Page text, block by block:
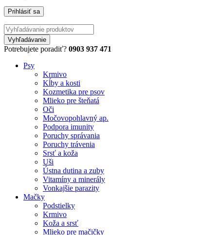
Potrebujete poradiť? 0903 937 471
Psy
Krmivo
Kĺby a kosti
Kozmetika pre psov
Mlieko pre šteňatá
Oči
Močovopohlavný ap.
Podpora imunity
Poruchy správania
Poruchy trávenia
Srsť a koža
Uši
Ústna dutina a zuby
Vitamíny a minerály
Vonkajšie parazity
Mačky
Podstielky
Krmivo
Koža a srsť
Mlieko pre mačičky